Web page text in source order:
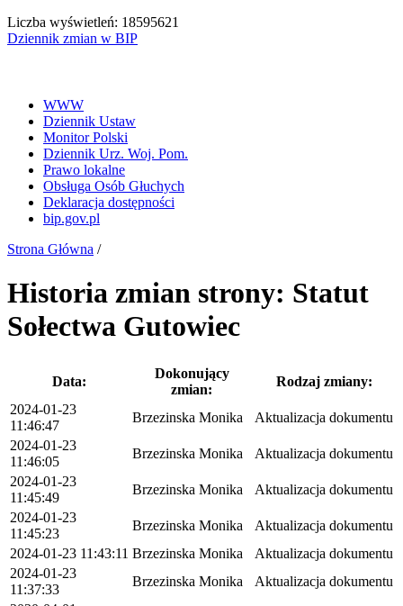
Liczba wyświetleń: 18595621
Dziennik zmian w BIP
WWW
Dziennik Ustaw
Monitor Polski
Dziennik Urz. Woj. Pom.
Prawo lokalne
Obsługa Osób Głuchych
Deklaracja dostępności
bip.gov.pl
Strona Główna /
Historia zmian strony: Statut
Sołectwa Gutowiec
Data:
Dokonujący
zmian:
Rodzaj zmiany:
2024-01-23
11:46:47
Brzezinska Monika
Aktualizacja dokumentu
2024-01-23
11:46:05
Brzezinska Monika
Aktualizacja dokumentu
2024-01-23
11:45:49
Brzezinska Monika
Aktualizacja dokumentu
2024-01-23
11:45:23
Brzezinska Monika
Aktualizacja dokumentu
2024-01-23 11:43:11 Brzezinska Monika
Aktualizacja dokumentu
2024-01-23
11:37:33
Brzezinska Monika
Aktualizacja dokumentu